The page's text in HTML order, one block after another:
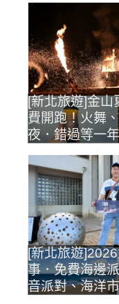
[新北旅遊]金山
費開跑！火舞
夜．錯過等一
[新北旅遊
事．免費海邊
音派對、海洋